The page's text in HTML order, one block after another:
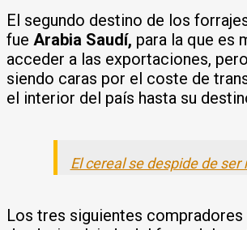
El segundo destino de los
fue Arabia Saudí, para la que es
acceder a las exportaciones,
siendo caras por el coste de
el interior del país hasta su
El cereal se despide de ser
Los tres siguientes compradores